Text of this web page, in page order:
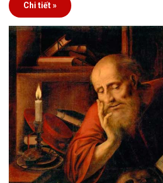
Chi tiết »